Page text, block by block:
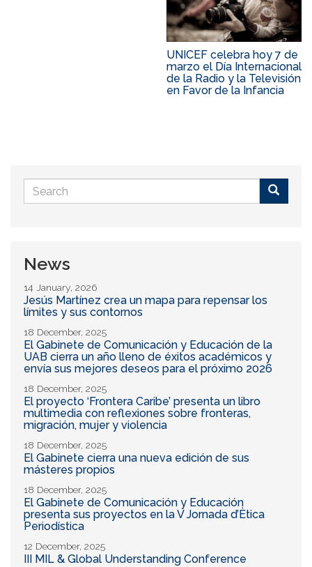
UNICEF celebra hoy 7 de
marzo el Día Internacional
de la Radio y la Televisión
en Favor de la Infancia
Search
form
News
14 January, 2026
Jesús Martínez crea un mapa para repensar los
límites y sus contornos
18 December, 2025
El Gabinete de Comunicación y Educación de la
UAB cierra un año lleno de éxitos académicos y
envía sus mejores deseos para el próximo 2026
18 December, 2025
El proyecto ‘Frontera Caribe’ presenta un libro
multimedia con reflexiones sobre fronteras,
migración, mujer y violencia
18 December, 2025
El Gabinete cierra una nueva edición de sus
másteres propios
18 December, 2025
El Gabinete de Comunicación y Educación
presenta sus proyectos en la V Jornada d’Ètica
Periodística
12 December, 2025
III MIL & Global Understanding Conference